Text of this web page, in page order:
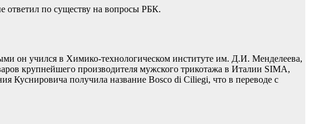
ответил по существу на вопросы РБК.
он учился в Химико-технологическом институте им. Д.И. Менделеева,
крупнейшего производителя мужского трикотажа в Италии SIMA,
Куснировича получила название Bosco di Ciliegi, что в переводе с